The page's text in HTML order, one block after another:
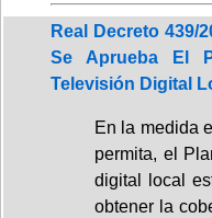
Real Decreto 439/
Se Aprueba El
Televisión Digital
En la medida
permita, el
digital local
obtener la